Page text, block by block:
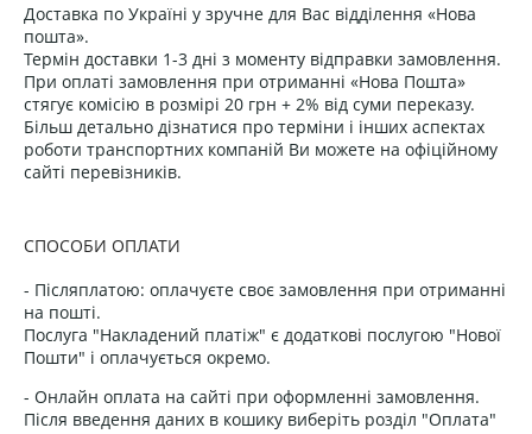
Доставка по Україні у зручне для Вас відділення «Нова
пошта».
Термін доставки 1-3 дні з моменту відправки замовлення.
При оплаті замовлення при отриманні «Нова Пошта»
стягує комісію в розмірі 20 грн + 2% від суми переказу.
Більш детально дізнатися про терміни і інших аспектах
роботи транспортних компаній Ви можете на офіційному
сайті перевізників.
СПОСОБИ ОПЛАТИ
- Післяплатою: оплачуєте своє замовлення при отриманні
на пошті.
Послуга "Накладений платіж" є додаткові послугою "Нової
Пошти" і оплачується окремо.
- Онлайн оплата на сайті при оформленні замовлення.
Після введення даних в кошику виберіть розділ "Оплата"